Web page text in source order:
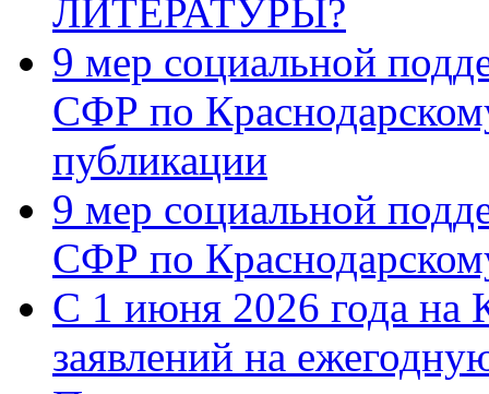
ЛИТЕРАТУРЫ?
9 мер социальной
СФР по
публикации
9 мер социальной
СФР по
С 1 июня 2026 года на
заявлений на